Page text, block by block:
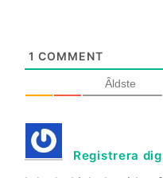
1 COMMENT
Âldste
Registrera dig